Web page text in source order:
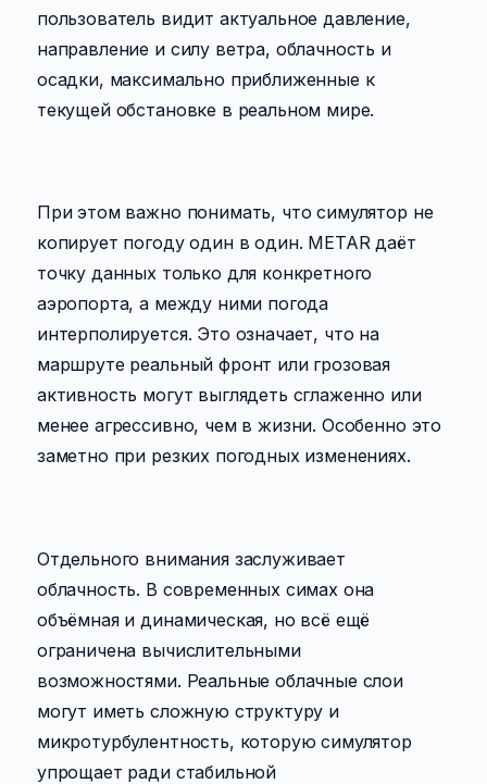
пользователь видит актуальное давление,
направление и силу ветра, облачность и
осадки, максимально приближенные к
текущей обстановке в реальном мире.
При этом важно понимать, что симулятор не
копирует погоду один в один. METAR даёт
точку данных только для конкретного
аэропорта, а между ними погода
интерполируется. Это означает, что на
маршруте реальный фронт или грозовая
активность могут выглядеть сглаженно или
менее агрессивно, чем в жизни. Особенно это
заметно при резких погодных изменениях.
Отдельного внимания заслуживает
облачность. В современных симах она
объёмная и динамическая, но всё ещё
ограничена вычислительными
возможностями. Реальные облачные слои
могут иметь сложную структуру и
микротурбулентность, которую симулятор
упрощает ради стабильной